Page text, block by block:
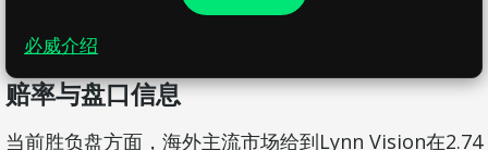
必威介绍
赔率与盘口信息
当前胜负盘方面，海外主流市场给到Lynn Vision在2.74